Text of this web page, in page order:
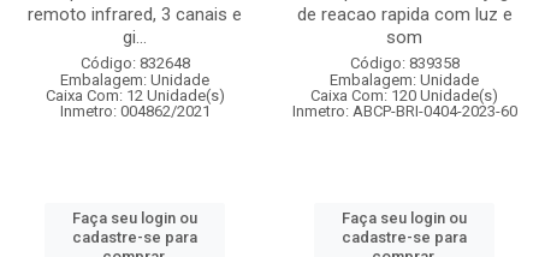
remoto infrared, 3 canais e
gi...
Código: 832648
Embalagem: Unidade
Caixa Com: 12 Unidade(s)
Inmetro: 004862/2021
Faça seu login ou
cadastre-se para
de reacao rapida com luz e
som
Código: 839358
Embalagem: Unidade
Caixa Com: 120 Unidade(s)
Inmetro: ABCP-BRI-0404-2023-60
Faça seu login ou
cadastre-se para